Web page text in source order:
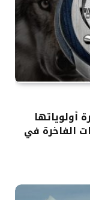
أولوياتها
الفاخرة في